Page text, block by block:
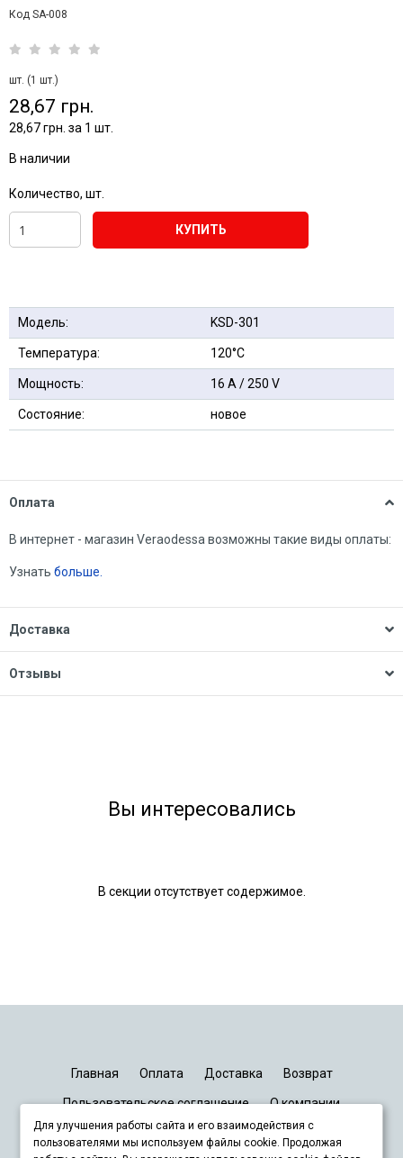
Код SA-008
шт. (1 шт.)
28,67 грн.
28,67 грн. за 1 шт.
В наличии
Количество, шт.
КУПИТЬ
Модель: KSD-301
Температура: 120°С
Мощность: 16 A / 250 V
Состояние: новое
Оплата
В интернет - магазин Veraodessa возможны такие виды оплаты:
Узнать больше.
Доставка
Отзывы
Вы интересовались
В секции отсутствует содержимое.
Главная Оплата Доставка Возврат
Пользовательское соглашение О компании
График работы Киев Днепр Запорожье
Для улучшения работы сайта и его взаимодействия с
пользователями мы используем файлы cookie. Продолжая